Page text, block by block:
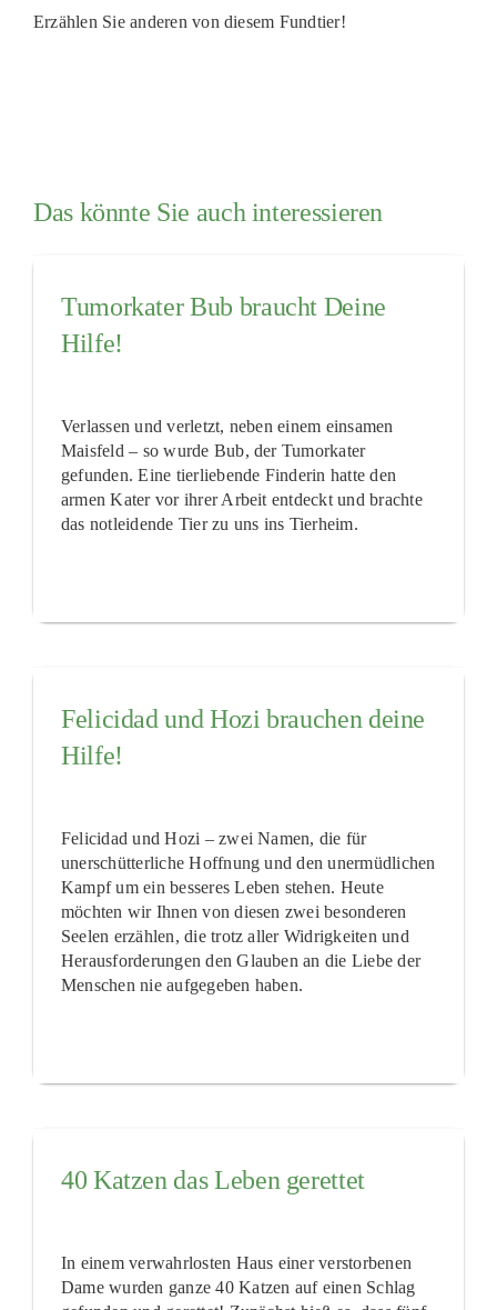
Erzählen Sie anderen von diesem Fundtier!
Das könnte Sie auch interessieren
Tumorkater Bub braucht Deine
Hilfe!
Verlassen und verletzt, neben einem einsamen
Maisfeld – so wurde Bub, der Tumorkater
gefunden. Eine tierliebende Finderin hatte den
armen Kater vor ihrer Arbeit entdeckt und brachte
das notleidende Tier zu uns ins Tierheim.
Felicidad und Hozi brauchen deine
Hilfe!
Felicidad und Hozi – zwei Namen, die für
unerschütterliche Hoffnung und den unermüdlichen
Kampf um ein besseres Leben stehen. Heute
möchten wir Ihnen von diesen zwei besonderen
Seelen erzählen, die trotz aller Widrigkeiten und
Herausforderungen den Glauben an die Liebe der
Menschen nie aufgegeben haben.
40 Katzen das Leben gerettet
In einem verwahrlosten Haus einer verstorbenen
Dame wurden ganze 40 Katzen auf einen Schlag